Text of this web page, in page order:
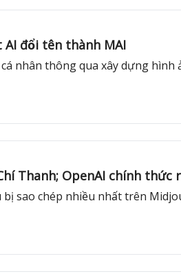
đổi tên thành MAI
nhân thông qua xây dựng
Thanh; OpenAI chính thức
sao chép nhiều nhất trên